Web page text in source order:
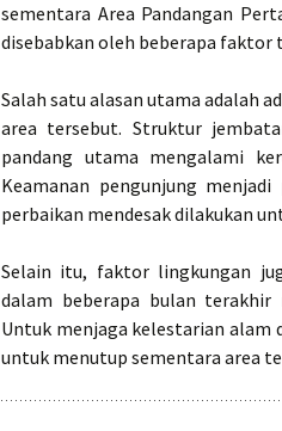
sementara Area Pandangan
disebabkan oleh beberapa faktor
Salah satu alasan utama adalah
area tersebut. Struktur
pandang utama mengalami
Keamanan pengunjung
perbaikan mendesak dilakukan
Selain itu, faktor lingkungan
dalam beberapa bulan terakhir
Untuk menjaga kelestarian alam
untuk menutup sementara area